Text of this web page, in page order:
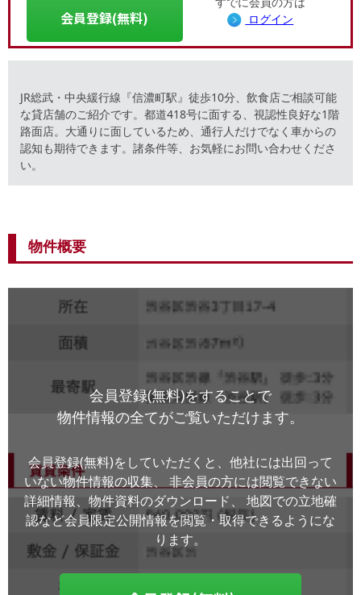
会員登録(無料)
ログイン
JR総武・中央緩行線『信濃町駅』徒歩10分、飲食店ご相談可能
な貸店舗のご紹介です。都道418号に面する、視認性良好な1階
路面店。大通りに面しているため、通行人だけでなく車からの
認知も期待できます。諸条件等、お気軽にお問い合わせくださ
い。
物件概要
会員登録(無料)をすることで
物件情報の全てがご覧いただけます。
会員登録(無料)をしていただくと、他社には出回って
いない物件情報の収集、
非会員の方には閲覧できない
詳細情報、物件資料のダウンロード、
地図での立地確
認など会員限定公開情報を閲覧・取得できるようにな
ります。